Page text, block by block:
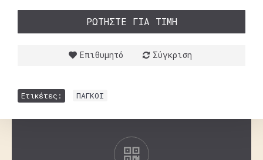
ΡΩΤΉΣΤΕ ΓΙΑ ΤΙΜΉ
Επιθυμητό Σύγκριση
Ετικέτες: ΠΑΓΚΟΙ